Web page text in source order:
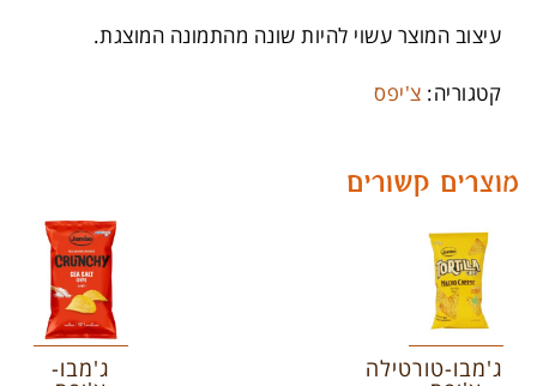
עיצוב המוצר עשוי להיות שונה מהתמונה המוצגת.
קטגוריה: צ'יפס
מוצרים קשורים
ג'מבו-טורטילה ג'מבו-